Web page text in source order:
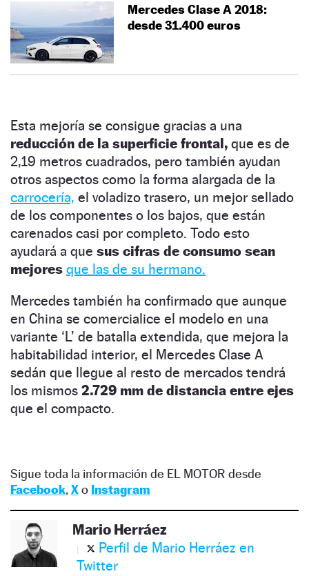
Mercedes Clase A 2018:
desde 31.400 euros
Esta mejoría se consigue gracias a una
reducción de la superficie frontal, que es de
2,19 metros cuadrados, pero también ayudan
otros aspectos como la forma alargada de la
carrocería, el voladizo trasero, un mejor sellado
de los componentes o los bajos, que están
carenados casi por completo. Todo esto
ayudará a que sus cifras de consumo sean
mejores que las de su hermano.
Mercedes también ha confirmado que aunque
en China se comercialice el modelo en una
variante ‘L’ de batalla extendida, que mejora la
habitabilidad interior, el Mercedes Clase A
sedán que llegue al resto de mercados tendrá
los mismos 2.729 mm de distancia entre ejes
que el compacto.
Sigue toda la información de EL MOTOR desde
Facebook, Xo Instagram
Mario Herráez
Perfil de Mario Herráez en
Twitter